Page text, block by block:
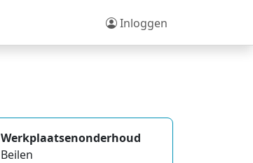
Inloggen
Werkplaatsenonderhoud
Beilen